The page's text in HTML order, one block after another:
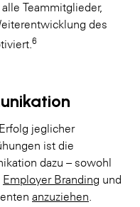
Teammitglieder,
des
6
jeglicher
ist die
dazu – sowohl
Employer Branding und
anzuziehen